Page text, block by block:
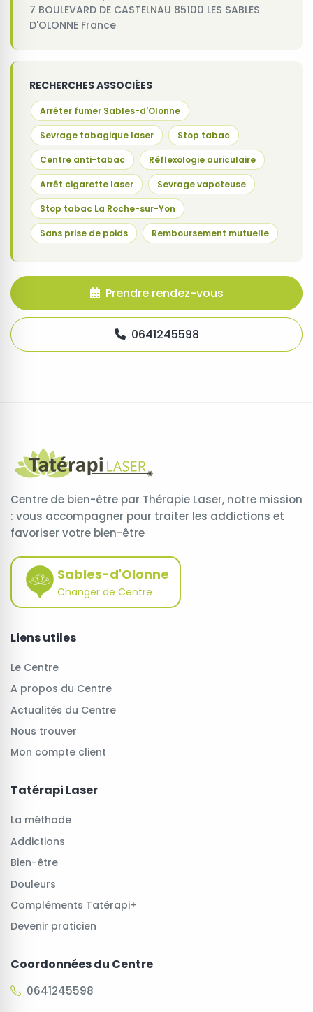
7 BOULEVARD DE CASTELNAU 85100 LES SABLES
D'OLONNE France
RECHERCHES ASSOCIÉES
Arrêter fumer Sables-d'Olonne
Sevrage tabagique laser Stop tabac
Centre anti-tabac Réflexologie auriculaire
Arrêt cigarette laser Sevrage vapoteuse
Stop tabac La Roche-sur-Yon
Sans prise de poids Remboursement mutuelle
Prendre rendez-vous
0641245598
Centre de bien-être par Thérapie Laser, notre mission
: vous accompagner pour traiter les addictions et
favoriser votre bien-être
Sables-d'Olonne
Changer de Centre
Liens utiles
Le Centre
A propos du Centre
Actualités du Centre
Nous trouver
Mon compte client
Tatérapi Laser
La méthode
Addictions
Bien-être
Douleurs
Compléments Tatérapi+
Devenir praticien
Coordonnées du Centre
0641245598